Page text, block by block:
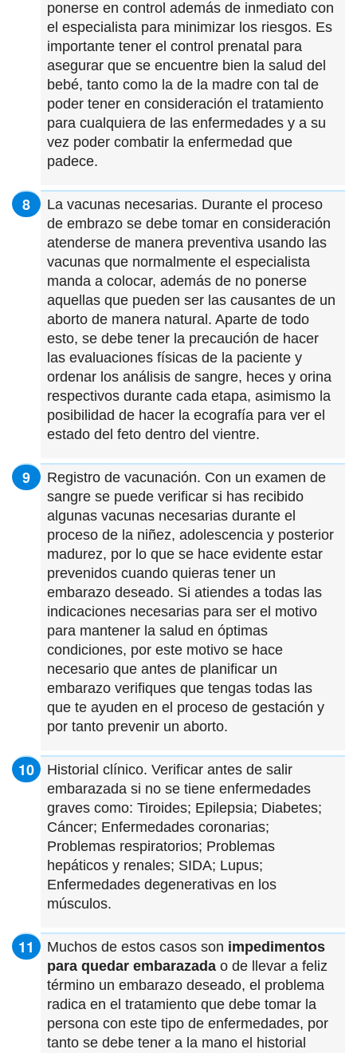
ponerse en control además de inmediato con
el especialista para minimizar los riesgos. Es
importante tener el control prenatal para
asegurar que se encuentre bien la salud del
bebé, tanto como la de la madre con tal de
poder tener en consideración el tratamiento
para cualquiera de las enfermedades y a su
vez poder combatir la enfermedad que
padece.
La vacunas necesarias. Durante el proceso
de embrazo se debe tomar en consideración
atenderse de manera preventiva usando las
vacunas que normalmente el especialista
manda a colocar, además de no ponerse
aquellas que pueden ser las causantes de un
aborto de manera natural. Aparte de todo
esto, se debe tener la precaución de hacer
las evaluaciones físicas de la paciente y
ordenar los análisis de sangre, heces y orina
respectivos durante cada etapa, asimismo la
posibilidad de hacer la ecografía para ver el
estado del feto dentro del vientre.
Registro de vacunación. Con un examen de
sangre se puede verificar si has recibido
algunas vacunas necesarias durante el
proceso de la niñez, adolescencia y posterior
madurez, por lo que se hace evidente estar
prevenidos cuando quieras tener un
embarazo deseado. Si atiendes a todas las
indicaciones necesarias para ser el motivo
para mantener la salud en óptimas
condiciones, por este motivo se hace
necesario que antes de planificar un
embarazo verifiques que tengas todas las
que te ayuden en el proceso de gestación y
por tanto prevenir un aborto.
Historial clínico. Verificar antes de salir
embarazada si no se tiene enfermedades
graves como: Tiroides; Epilepsia; Diabetes;
Cáncer; Enfermedades coronarias;
Problemas respiratorios; Problemas
hepáticos y renales; SIDA; Lupus;
Enfermedades degenerativas en los
músculos.
Muchos de estos casos son impedimentos
para quedar embarazada o de llevar a feliz
término un embarazo deseado, el problema
radica en el tratamiento que debe tomar la
persona con este tipo de enfermedades, por
tanto se debe tener a la mano el historial